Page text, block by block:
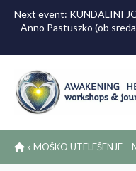
Next event: KUNDALINI
Anno Pastuszko (ob
» MOŠKO UTELEŠENJE